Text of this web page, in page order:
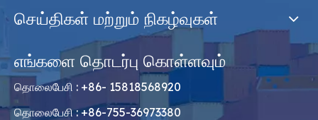
செய்திகள் மற்றும் நிகழ்வுகள்
எங்களை தொடர்பு கொள்ளவும்
தொலைபேசி : +86- 15818568920
தொலைபேசி : +86-755-36973380